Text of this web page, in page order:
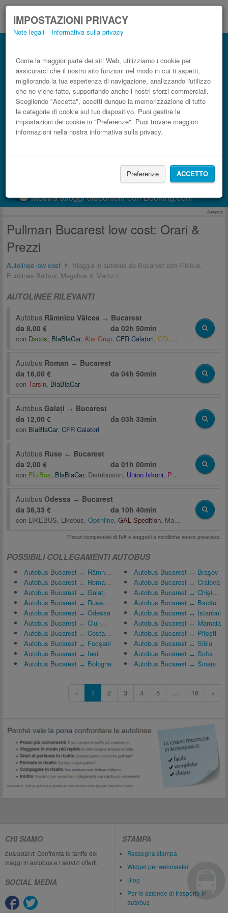
IMPOSTAZIONI PRIVACY
Note legali Informativa sulla privacy
Come la maggior parte dei siti Web, utilizziamo i cookie per
assicurarci che il nostro sito funzioni nel modo in cui ti aspetti,
migliorando la tua esperienza di navigazione, analizzando l'utilizzo
che ne viene fatto, supportando anche i nostri sforzi commerciali.
Scegliendo "Accetta", accetti dunque la memorizzazione di tutte
le categorie di cookie sul tuo dispositivo. Puoi gestire le
impostazioni dei cookie in "Preferenze". Puoi trovare maggiori
informazioni nella nostra informativa sulla privacy.
Preferenze ACCETTO
Autobus Bucarest low cost
Prenota il biglietto del pullman più economico
Mostra alloggi disponibili con Booking.com
Annuncio
Pullman Bucarest low cost: Orari &
Prezzi
Autolinee low cost
Viaggia in autobus da Bucarest con Flixbus,
Eurolines Baltour, Megabus & Marozzi
AUTOLINEE RILEVANTI
Autobus Râmnicu Vâlcea ↔ Bucarest
da 8,00 €
da 02h 50min
con Dacos, BlaBlaCar, Alis Grup, CFR Calatori, CDI Transport ,Expres
Autobus Roman ↔ Bucarest
da 16,00 €
da 04h 50min
con Tarsin, BlaBlaCar
Autobus Galați ↔ Bucarest
da 12,00 €
da 03h 33min
con BlaBlaCar, CFR Calatori
Autobus Ruse ↔ Bucarest
da 2,00 €
da 01h 00min
con FlixBus, BlaBlaCar, Distribusion, Union Ivkoni, Pegasus Group
Autobus Odessa ↔ Bucarest
da 38,33 €
da 10h 40min
con LIKEBUS, Likebus, Openline, GAL Spedition, Maks Trans LTD
*Prezzi comprensivi di IVA e soggetti a modifiche senza preavviso.
POSSIBILI COLLEGAMENTI AUTOBUS
Autobus Bucarest ↔ Râmnicu Vâlcea
Autobus Bucarest ↔ Roman, Romania
Autobus Bucarest ↔ Galați
Autobus Bucarest ↔ Ruse, Bulgaria
Autobus Bucarest ↔ Odessa
Autobus Bucarest ↔ Cluj-Napoca
Autobus Bucarest ↔ Costanza, Romania
Autobus Bucarest ↔ Focșani
Autobus Bucarest ↔ Iași
Autobus Bucarest ↔ Bologna
Autobus Bucarest ↔ Brașov
Autobus Bucarest ↔ Craiova
Autobus Bucarest ↔ Chişinău
Autobus Bucarest ↔ Bacău
Autobus Bucarest ↔ Istanbul
Autobus Bucarest ↔ Mamaia
Autobus Bucarest ↔ Pitești
Autobus Bucarest ↔ Sibiu
Autobus Bucarest ↔ Sofia
Autobus Bucarest ↔ Sinaia
« 1 2 3 4 5 ... 16 »
CHI SIAMO
busradar.it: Confronta le tariffe dei
viaggi in autobus e i servizi offerti.
SOCIAL MEDIA
STAMPA
Rassegna stampa
Widget per webmaster
Blog
Per le aziende di trasporto in
autobus